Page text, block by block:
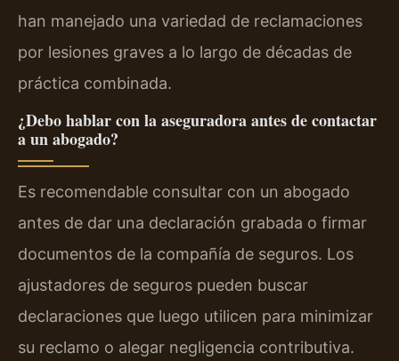
han manejado una variedad de reclamaciones
por lesiones graves a lo largo de décadas de
práctica combinada.
¿Debo hablar con la aseguradora antes de contactar
a un abogado?
Es recomendable consultar con un abogado
antes de dar una declaración grabada o firmar
documentos de la compañía de seguros. Los
ajustadores de seguros pueden buscar
declaraciones que luego utilicen para minimizar
su reclamo o alegar negligencia contributiva.